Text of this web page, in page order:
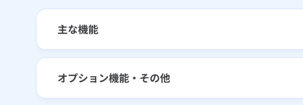
主な機能
オプション機能・その他